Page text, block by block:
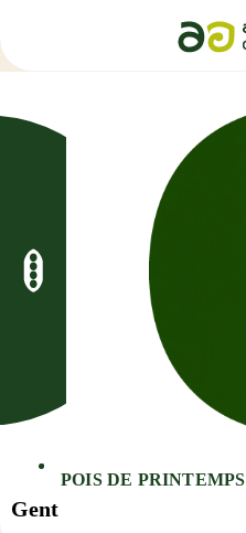
POIS DE PRINTEMPS
Gent